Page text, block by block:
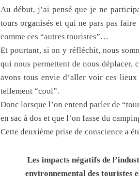
Au début, j’ai pensé que je ne
tours organisés et qui ne pars pas
comme ces “autres touristes”…
Et pourtant, si on y réfléchit, nous
qui nous permettent de nous déplacer,
avons tous envie d’aller voir ces
tellement “cool”.
Donc lorsque l’on entend parler de
en sac à dos et que l’on fasse du
Cette deuxième prise de conscience a
Les impacts négatifs de
environnemental des touristes